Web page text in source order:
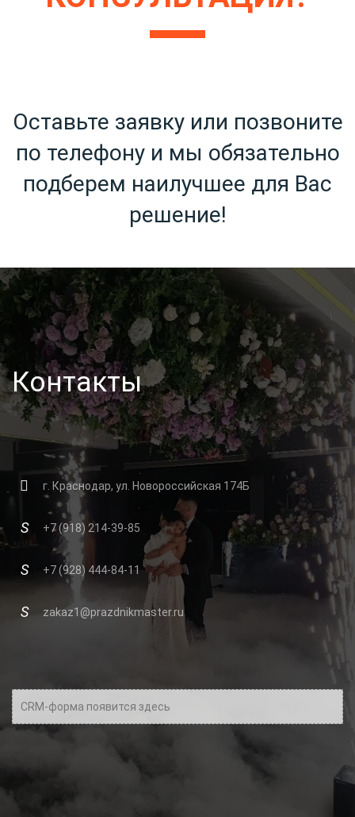
Оставьте заявку или позвоните
по телефону и мы обязательно
подберем наилучшее для Вас
решение!
Контакты
г. Краснодар, ул. Новороссийская 174Б
+7 (918) 214-39-85
+7 (928) 444-84-11
zakaz1@prazdnikmaster.ru
CRM-форма появится здесь